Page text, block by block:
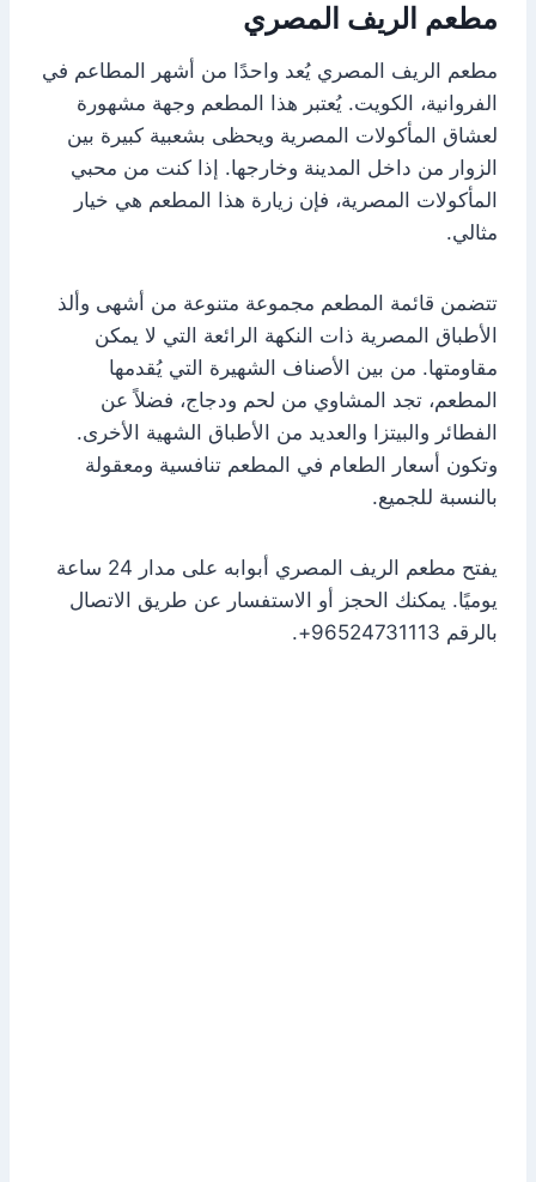
مطعم الريف المصري
مطعم الريف المصري يُعد واحدًا من أشهر المطاعم في
الفروانية، الكويت. يُعتبر هذا المطعم وجهة مشهورة
لعشاق المأكولات المصرية ويحظى بشعبية كبيرة بين
الزوار من داخل المدينة وخارجها. إذا كنت من محبي
المأكولات المصرية، فإن زيارة هذا المطعم هي خيار
مثالي.
تتضمن قائمة المطعم مجموعة متنوعة من أشهى وألذ
الأطباق المصرية ذات النكهة الرائعة التي لا يمكن
مقاومتها. من بين الأصناف الشهيرة التي يُقدمها
المطعم، تجد المشاوي من لحم ودجاج، فضلاً عن
الفطائر والبيتزا والعديد من الأطباق الشهية الأخرى.
وتكون أسعار الطعام في المطعم تنافسية ومعقولة
بالنسبة للجميع.
يفتح مطعم الريف المصري أبوابه على مدار 24 ساعة
يوميًا. يمكنك الحجز أو الاستفسار عن طريق الاتصال
بالرقم 96524731113+.